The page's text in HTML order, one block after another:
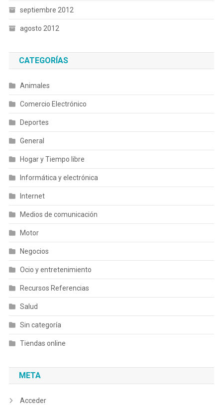
septiembre 2012
agosto 2012
CATEGORÍAS
Animales
Comercio Electrónico
Deportes
General
Hogar y Tiempo libre
Informática y electrónica
Internet
Medios de comunicación
Motor
Negocios
Ocio y entretenimiento
Recursos Referencias
Salud
Sin categoría
Tiendas online
META
Acceder